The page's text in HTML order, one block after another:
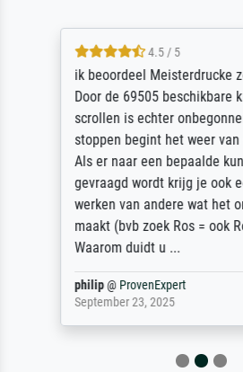
4.5 / 5
ik beoordeel Meisterdrucke
Door de 69505 beschikbare
scrollen is echter
stoppen begint het weer
Als er naar een bepaalde
gevraagd wordt krijg je ook
werken van andere wat het
maakt (bvb zoek Ros = ook
Waarom duidt u ...
philip@ ProvenExpert
September 23, 2025